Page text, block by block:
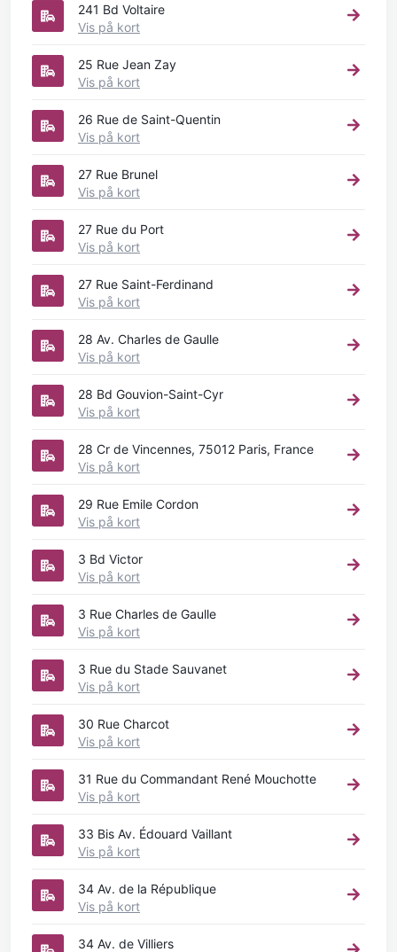
241 Bd Voltaire
Vis på kort
25 Rue Jean Zay
Vis på kort
26 Rue de Saint-Quentin
Vis på kort
27 Rue Brunel
Vis på kort
27 Rue du Port
Vis på kort
27 Rue Saint-Ferdinand
Vis på kort
28 Av. Charles de Gaulle
Vis på kort
28 Bd Gouvion-Saint-Cyr
Vis på kort
28 Cr de Vincennes, 75012 Paris, France
Vis på kort
29 Rue Emile Cordon
Vis på kort
3 Bd Victor
Vis på kort
3 Rue Charles de Gaulle
Vis på kort
3 Rue du Stade Sauvanet
Vis på kort
30 Rue Charcot
Vis på kort
31 Rue du Commandant René Mouchotte
Vis på kort
33 Bis Av. Édouard Vaillant
Vis på kort
34 Av. de la République
Vis på kort
34 Av. de Villiers